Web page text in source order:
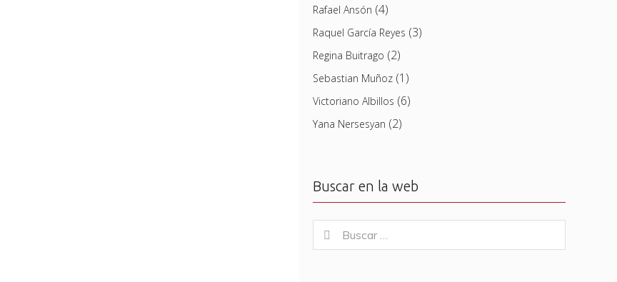
Rafael Ansón (4)
Raquel García Reyes (3)
Regina Buitrago (2)
Sebastian Muñoz(1)
Victoriano Albillos (6)
Yana Nersesyan (2)
Buscar en la web
for:
Buscar